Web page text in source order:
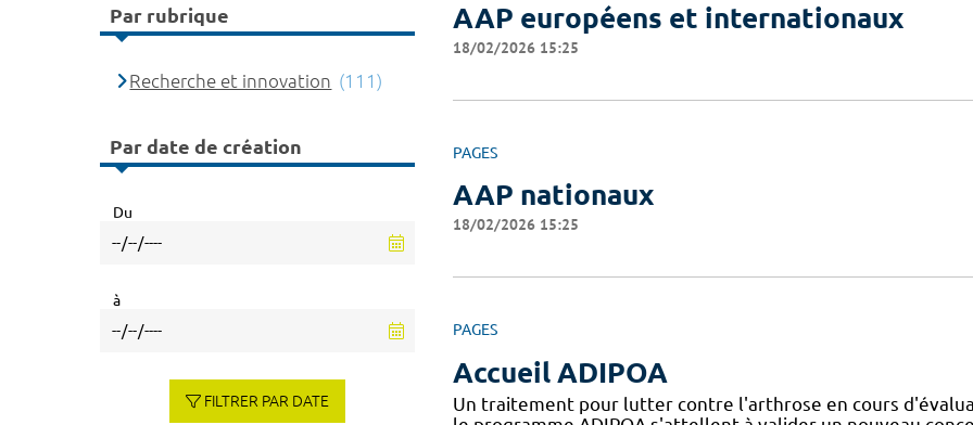
AAP européens et internationaux
18/02/2026 15:25
PAGES
AAP nationaux
18/02/2026 15:25
PAGES
Accueil ADIPOA
Un traitement pour lutter contre l'arthrose en cours
Par rubrique
Recherche et innovation (111)
Par date de création
Du
à
FILTRER PAR DATE